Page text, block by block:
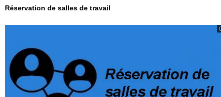
Réservation de salles de travail